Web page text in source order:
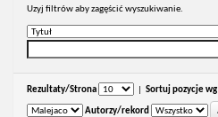
Uzyj filtrów aby zagęścić wyszukiwanie.
Rezultaty/Strona Sortuj pozycje wg
Autorzy/rekord